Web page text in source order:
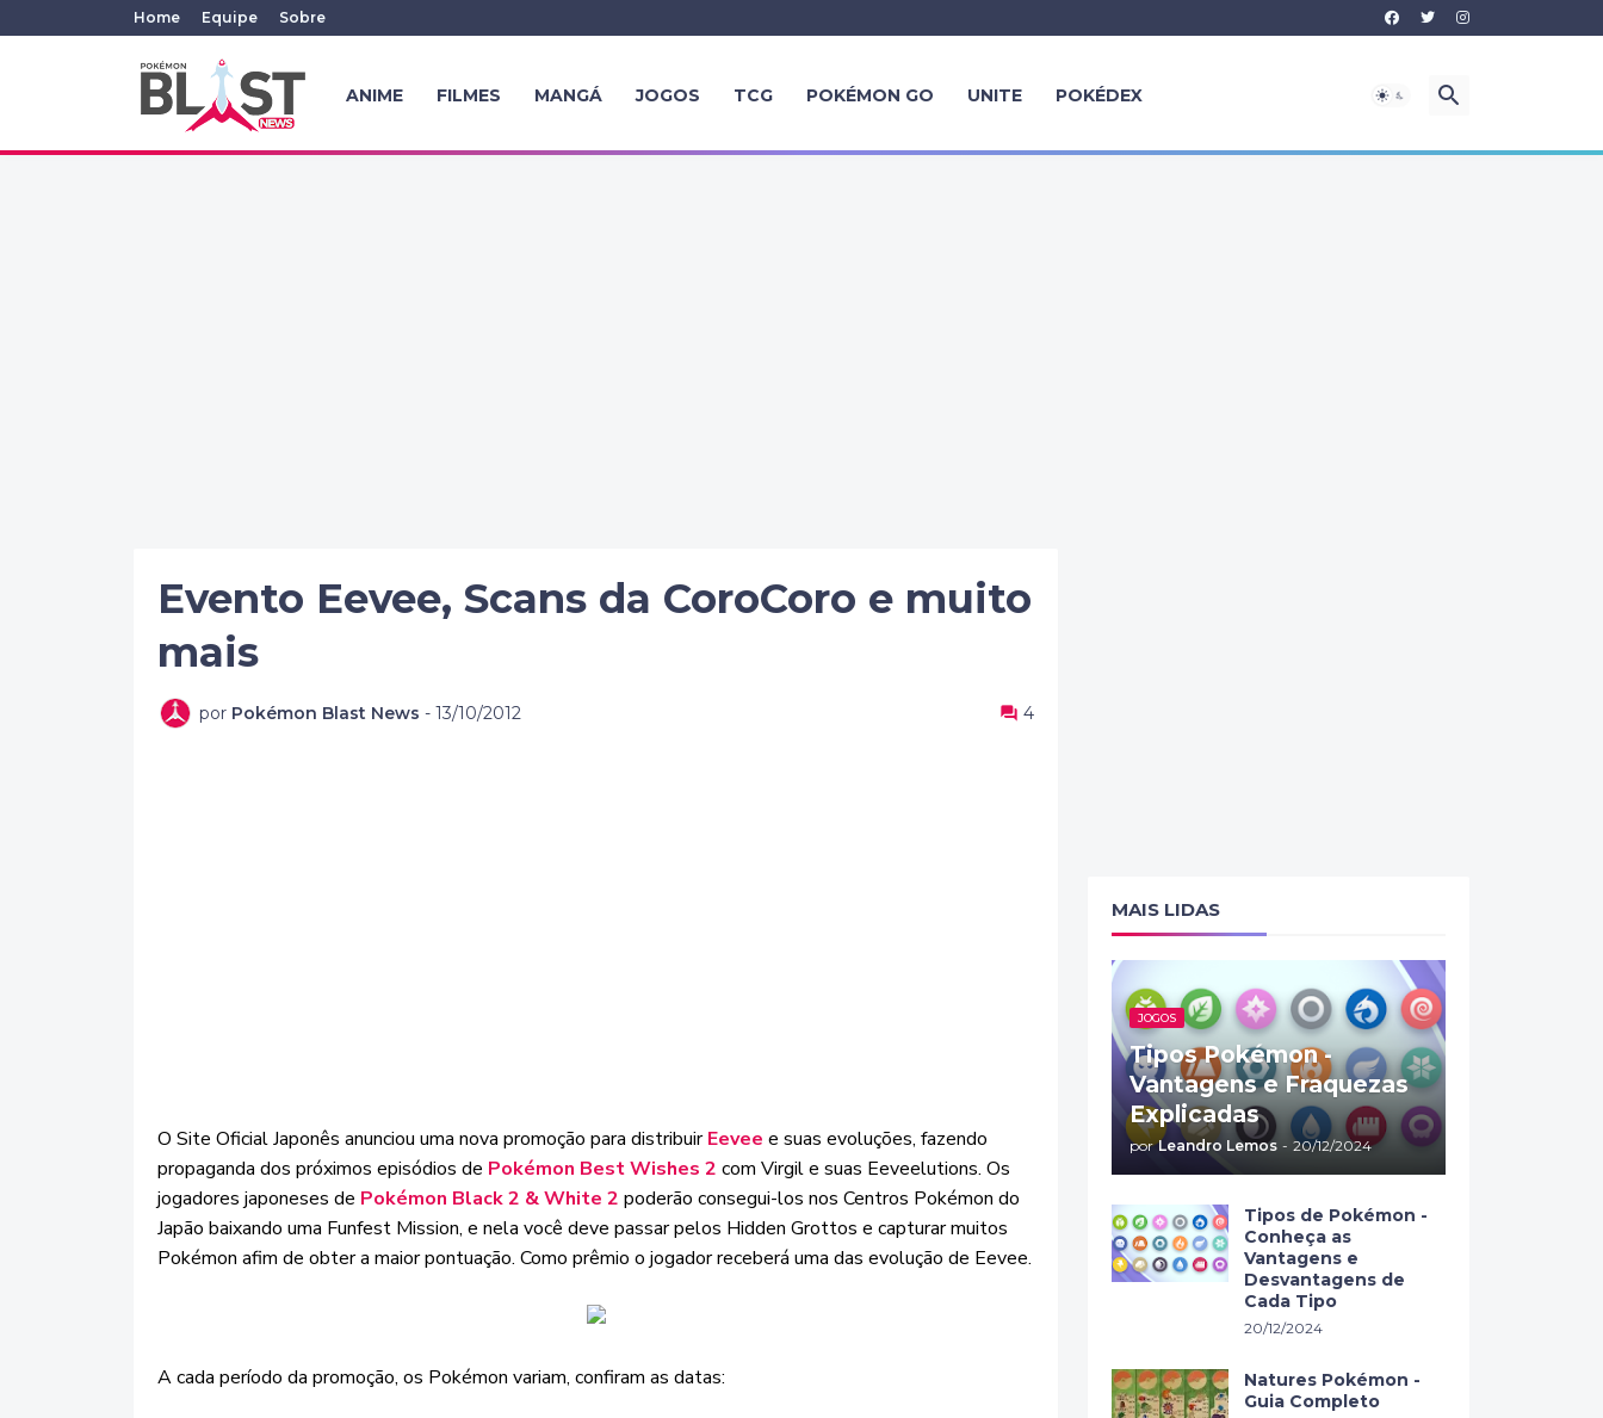
Home Equipe Sobre
ANIME FILMES MANGÁ JOGOS TCG POKÉMON GO UNITE POKÉDEX
Evento Eevee, Scans da CoroCoro e muito
mais
por Pokémon Blast News - 13/10/2012 4
O Site Oficial Japonês anunciou uma nova promoção para distribuirEevee e suas evoluções, fazendo
propaganda dos próximos episódios de Pokémon Best Wishes 2 com Virgil e suas Eeveelutions. Os
jogadores japoneses de Pokémon Black 2 & White 2 poderão consegui-los nos Centros Pokémon do
Japão baixando uma Funfest Mission, e nela você deve passar pelos Hidden Grottos e capturar muitos
Pokémon afim de obter a maior pontuação. Como prêmio o jogador receberá uma das evolução de Eevee.
A cada período da promoção, os Pokémon variam, confiram as datas:
MAIS LIDAS
JOGOS
Tipos Pokémon -
Vantagens e Fraquezas
Explicadas
por Leandro Lemos - 20/12/2024
Tipos de Pokémon -
Conheça as
Vantagens e
Desvantagens de
Cada Tipo
20/12/2024
Natures Pokémon -
Guia Completo